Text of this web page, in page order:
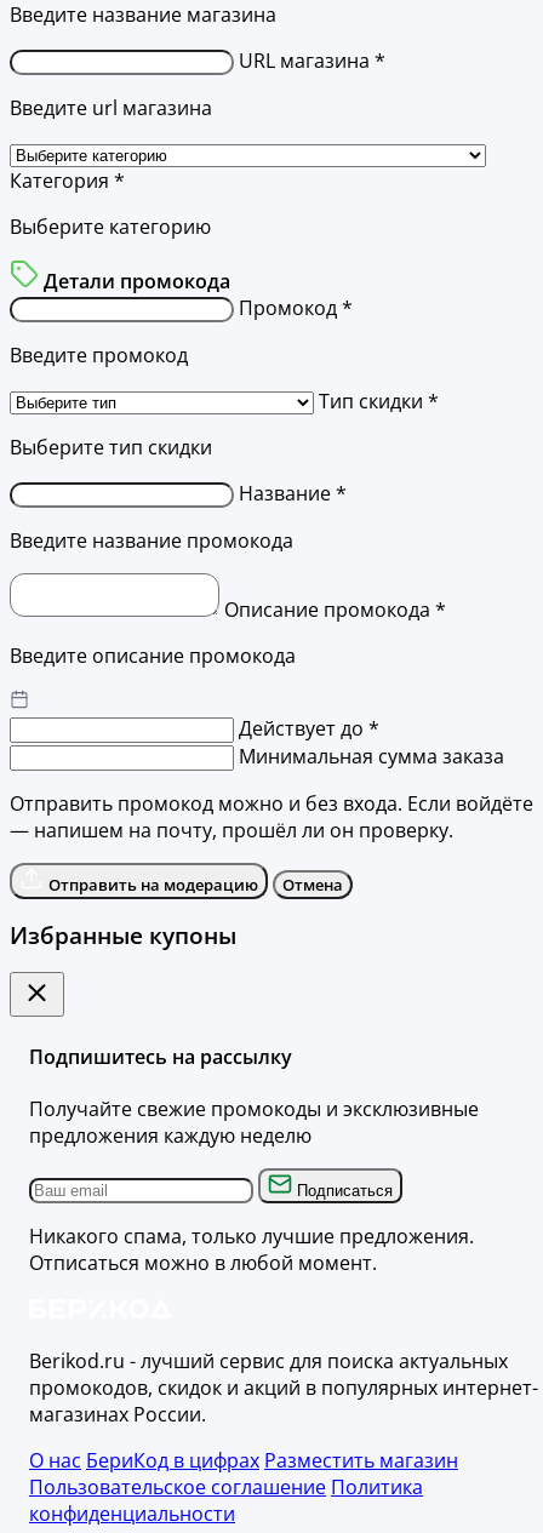
Введите название магазина
URL магазина *
Введите url магазина
Категория *
Выберите категорию
Детали промокода
Промокод *
Введите промокод
Тип скидки *
Выберите тип скидки
Название *
Введите название промокода
Описание промокода *
Введите описание промокода
Действует до *
Минимальная сумма заказа
Отправить промокод можно и без входа. Если войдёте
— напишем на почту, прошёл ли он проверку.
Отправить на модерацию Отмена
Избранные купоны
Подпишитесь на рассылку
Получайте свежие промокоды и эксклюзивные
предложения каждую неделю
Подписаться
Никакого спама, только лучшие предложения.
Отписаться можно в любой момент.
Berikod.ru - лучший сервис для поиска актуальных
промокодов, скидок и акций в популярных интернет-
магазинах России.
О нас БериКод в цифрах Разместить магазин
Пользовательское соглашение Политика
конфиденциальности